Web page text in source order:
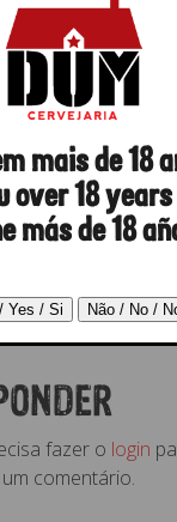
fazer o login
comentário.
mais de 18
over 18
más de 18